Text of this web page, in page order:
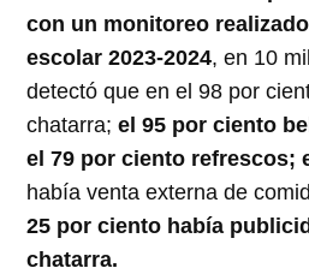
con un monitoreo
escolar 2023-2024, en 10
detectó que en el 98 por
chatarra;el 95 por ciento
el 79 por ciento refrescos;
había venta externa de
25 por ciento había
chatarra.